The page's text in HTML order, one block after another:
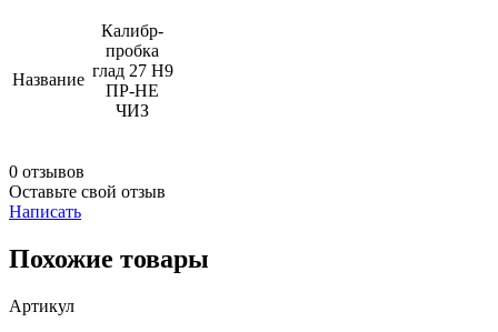
Название
Калибр-
пробка
глад 27 Н9
ПР-НЕ
ЧИЗ
0 отзывов
Оставьте свой отзыв
Написать
Похожие товары
Артикул